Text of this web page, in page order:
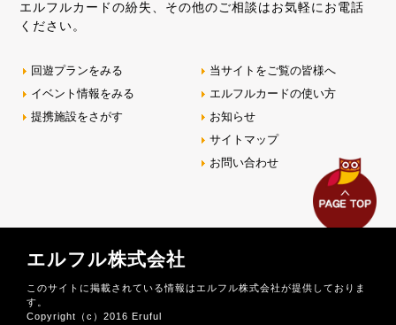
エルフルカードの紛失、その他のご相談はお気軽にお電話
ください。
回遊プランをみる
イベント情報をみる
提携施設をさがす
当サイトをご覧の皆様へ
エルフルカードの使い方
お知らせ
サイトマップ
お問い合わせ
エルフル株式会社
このサイトに掲載されている情報はエルフル株式会社が提供しておりま
す。
Copyright（c）2016 Eruful